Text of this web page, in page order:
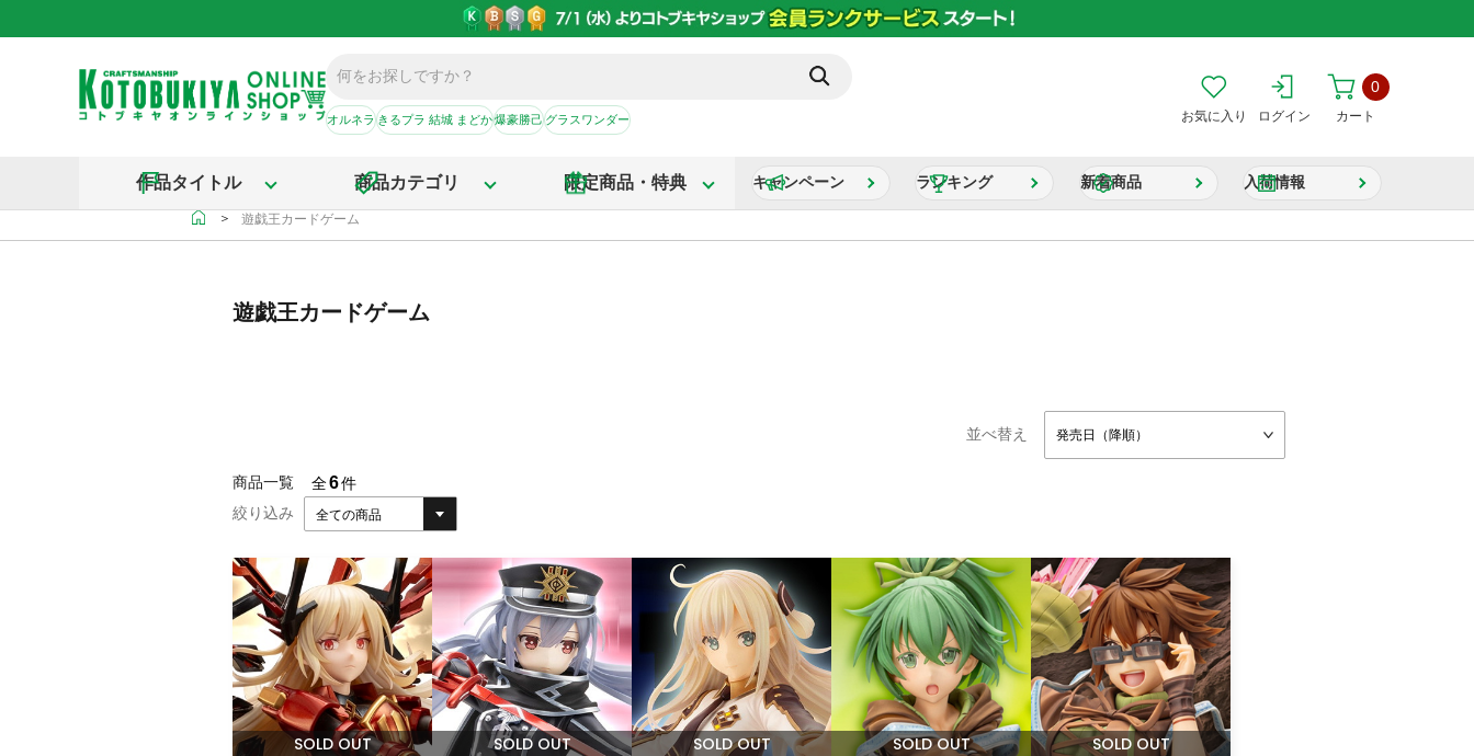
オルネラきるプラ 結城 まどか爆豪勝己グラスワンダー お気に入り ログイン カート
0
作品タイトル 商品カテゴリ 限定商品・特典 キャンペーン ランキング 新着商品 入荷情報
＞ 遊戯王カードゲーム
遊戯王カードゲーム
並べ替え 発売日（降順）
商品一覧 全6件
絞り込み
全ての商品
SOLD OUT SOLD OUT SOLD OUT SOLD OUT SOLD OUT